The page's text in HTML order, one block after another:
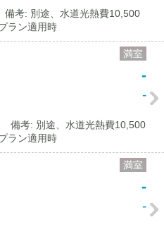
備考: 別途、水道光熱費10,500
ラン適用時
満室
-
-
備考: 別途、水道光熱費10,500
ラン適用時
満室
-
-